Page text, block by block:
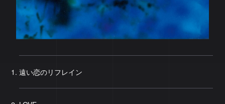
遠い恋のリフレイン